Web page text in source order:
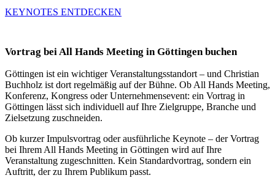
KEYNOTES ENTDECKEN
Vortrag bei All Hands Meeting in Göttingen buchen
Göttingen ist ein wichtiger Veranstaltungsstandort – und Christian
Buchholz ist dort regelmäßig auf der Bühne. Ob All Hands Meeting,
Konferenz, Kongress oder Unternehmensevent: ein Vortrag in
Göttingen lässt sich individuell auf Ihre Zielgruppe, Branche und
Zielsetzung zuschneiden.
Ob kurzer Impulsvortrag oder ausführliche Keynote – der Vortrag
bei Ihrem All Hands Meeting in Göttingen wird auf Ihre
Veranstaltung zugeschnitten. Kein Standardvortrag, sondern ein
Auftritt, der zu Ihrem Publikum passt.